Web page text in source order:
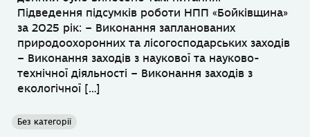
Підведення підсумків роботи НПП «Бойківщина»
за 2025 рік: – Виконання запланованих
природоохоронних та лісогосподарських заходів
– Виконання заходів з наукової та науково-
технічної діяльності – Виконання заходів з
екологічної […]
Без категорії